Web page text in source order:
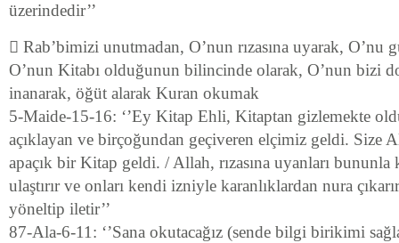
üzerindedir’’
 Rab’bimizi unutmadan, O’nun rızasına uyarak, O’nu
O’nun Kitabı olduğunun bilincinde olarak, O’nun bizi
inanarak, öğüt alarak Kuran okumak
5-Maide-15-16: ‘’Ey Kitap Ehli, Kitaptan gizlemekte
açıklayan ve birçoğundan geçiveren elçimiz geldi. Size
apaçık bir Kitap geldi. / Allah, rızasına uyanları bununla
ulaştırır ve onları kendi izniyle karanlıklardan nura
yöneltip iletir’’
87-Ala-6-11: ‘’Sana okutacağız (sende bilgi birikimi